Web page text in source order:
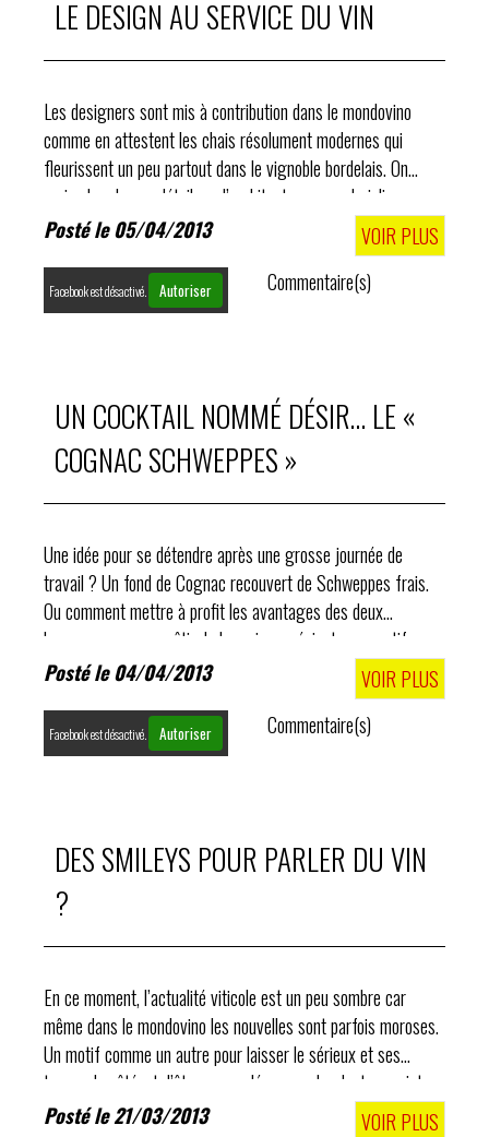
LE DESIGN AU SERVICE DU VIN
Les designers sont mis à contribution dans le mondovino
comme en attestent les chais résolument modernes qui
fleurissent un peu partout dans le vignoble bordelais. On
reviendra plus en détail sur l’architecture avec de jolies
photos, c'est prévu.
Posté le 05/04/2013 VOIR PLUS
Facebook est désactivé. Autoriser Commentaire(s)
UN COCKTAIL NOMMÉ DÉSIR… LE «
COGNAC SCHWEPPES »
Une idée pour se détendre après une grosse journée de
travail ? Un fond de Cognac recouvert de Schweppes frais.
Ou comment mettre à profit les avantages des deux
breuvages – sans pâtir de leurs inconvénients respectifs.
Posté le 04/04/2013
VOIR PLUS
Facebook est désactivé. Autoriser Commentaire(s)
DES SMILEYS POUR PARLER DU VIN
?
En ce moment, l’actualité viticole est un peu sombre car
même dans le mondovino les nouvelles sont parfois moroses.
Un motif comme un autre pour laisser le sérieux et ses
tracas de côté, et d’être un peu léger en abordant un sujet...
léger. Les smileys !
Posté le 21/03/2013 VOIR PLUS